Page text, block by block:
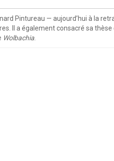
Pintureau — aujourd’hui à la
Il a également consacré sa thèse
Wolbachia